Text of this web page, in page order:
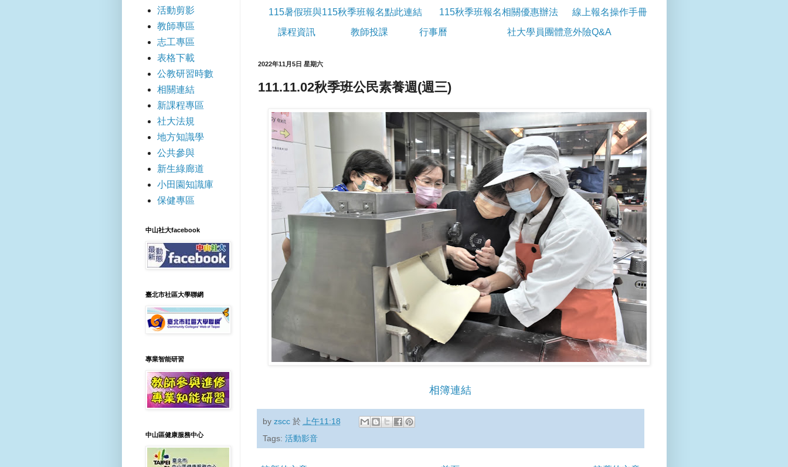
115暑假班與115秋季班報名點此連結 115秋季班報名相關優惠辦法
線上報名操作手冊
課程資訊
教師投課 行事曆 社大學員團體意外險Q&A
2022年11月5日 星期六
111.11.02秋季班公民素養週(週三)
相簿連結
by zscc 於
上午11:18
Tags: 活動影音
活動剪影
教師專區
志工專區
表格下載
公教研習時數
相關連結
新課程專區
社大法規
地方知識學
公共參與
新生綠廊道
小田園知識庫
保健專區
中山社大facebook
臺北市社區大學聯網
專業智能研習
中山區健康服務中心